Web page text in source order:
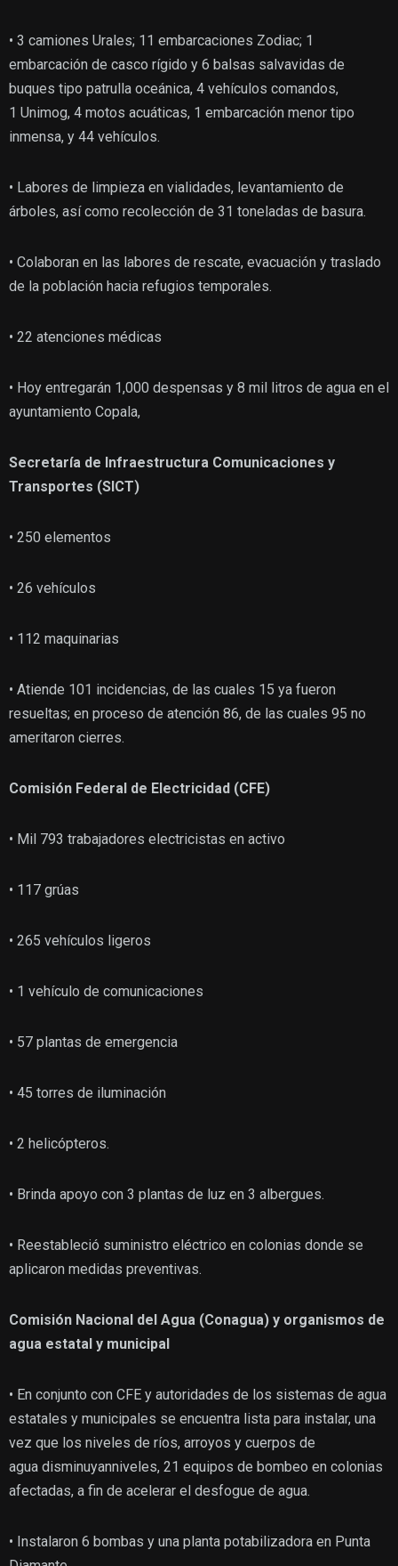
• 3 camiones Urales; 11 embarcaciones Zodiac; 1
embarcación de casco rígido y 6 balsas salvavidas de
buques tipo patrulla oceánica, 4 vehículos comandos,
1 Unimog, 4 motos acuáticas, 1 embarcación menor tipo
inmensa, y 44 vehículos.
• Labores de limpieza en vialidades, levantamiento de
árboles, así como recolección de 31 toneladas de basura.
• Colaboran en las labores de rescate, evacuación y traslado
de la población hacia refugios temporales.
• 22 atenciones médicas
• Hoy entregarán 1,000 despensas y 8 mil litros de agua en el
ayuntamiento Copala,
Secretaría de Infraestructura Comunicaciones y
Transportes (SICT)
• 250 elementos
• 26 vehículos
• 112 maquinarias
• Atiende 101 incidencias, de las cuales 15 ya fueron
resueltas; en proceso de atención 86, de las cuales 95 no
ameritaron cierres.
Comisión Federal de Electricidad (CFE)
• Mil 793 trabajadores electricistas en activo
• 117 grúas
• 265 vehículos ligeros
• 1 vehículo de comunicaciones
• 57 plantas de emergencia
• 45 torres de iluminación
• 2 helicópteros.
• Brinda apoyo con 3 plantas de luz en 3 albergues.
• Reestableció suministro eléctrico en colonias donde se
aplicaron medidas preventivas.
Comisión Nacional del Agua (Conagua) y organismos de
agua estatal y municipal
• En conjunto con CFE y autoridades de los sistemas de agua
estatales y municipales se encuentra lista para instalar, una
vez que los niveles de ríos, arroyos y cuerpos de
agua disminuyanniveles, 21 equipos de bombeo en colonias
afectadas, a fin de acelerar el desfogue de agua.
• Instalaron 6 bombas y una planta potabilizadora en Punta